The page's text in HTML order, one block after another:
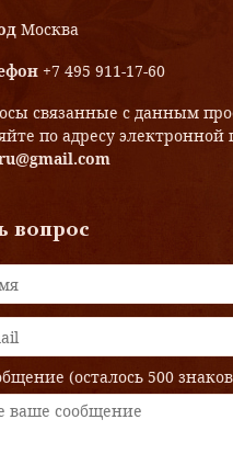
Москва
+7 495 911-17-60
связанные с данным
по адресу электронной
вопрос
(осталось 500 знаков